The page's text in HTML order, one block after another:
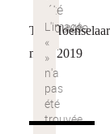
Ton
mars 2019